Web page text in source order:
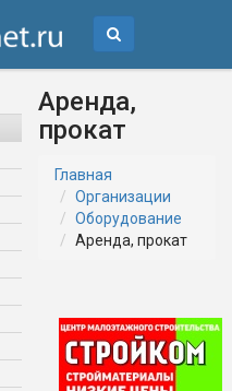
Аренда,
прокат
Главная
Организации
Оборудование
Аренда, прокат